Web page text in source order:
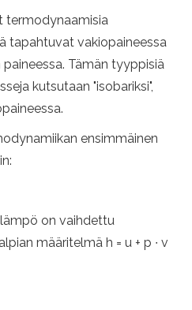
termodynaamisia
tapahtuvat vakiopaineessa
Tämän tyyppisiä
kutsutaan "isobariksi",
ensimmäinen
on vaihdettu
määritelmä h = u + p ∙ v